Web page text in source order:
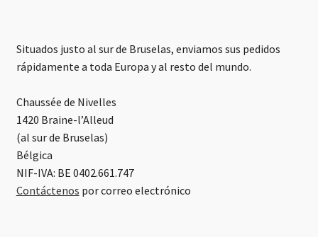
Situados justo al sur de Bruselas, enviamos sus pedidos
rápidamente a toda Europa y al resto del mundo.
Chaussée de Nivelles
1420 Braine-l’Alleud
(al sur de Bruselas)
Bélgica
NIF-IVA: BE 0402.661.747
Contáctenos por correo electrónico